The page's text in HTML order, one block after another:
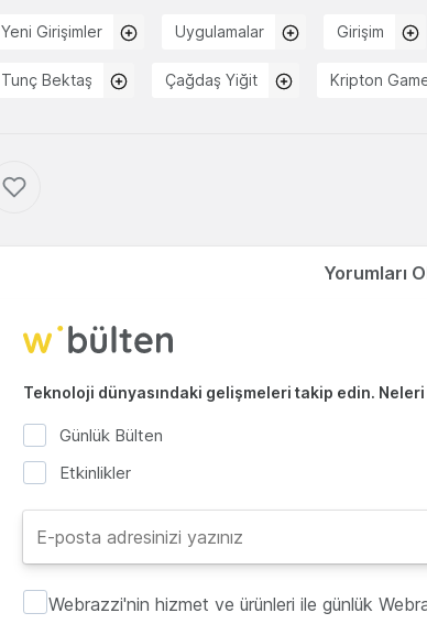
Yeni Girişimler Uygulamalar Girişim
Tunç Bektaş Çağdaş Yiğit Kripton
Yorumları
Teknoloji dünyasındaki gelişmeleri takip edin. Neleri
Günlük Bülten
Etkinlikler
Webrazzi'nin hizmet ve ürünleri ile günlük